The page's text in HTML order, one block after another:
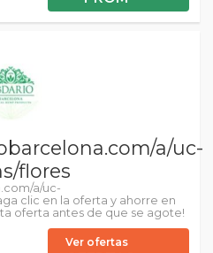
a/uc-
flores
a/uc-
clic en la oferta y ahorre en
oferta antes de que se agote!
Ver ofertas